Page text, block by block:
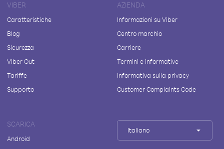
VIBER
Caratteristiche
Blog
Sicurezza
Viber Out
Tariffe
Supporto
AZIENDA
Informazioni su Viber
Centro marchio
Carriere
Termini e informative
Informativa sulla privacy
Customer Complaints Code
SCARICA
Android
Italiano